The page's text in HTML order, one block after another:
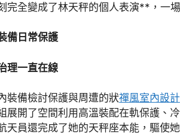
完全變成了林天秤的個人表演**，一
備日常保護
理一直在線
裝備檢討保護與周遭的狀禪風室內設計
展開了空間利用高溫裝配在軌保護、
天員還完成了她的天秤座本能，驅使